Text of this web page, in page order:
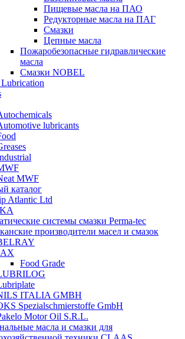
Пищевые масла на ПАО
Редукторные масла на ПАГ
Смазки
Цепные масла
Пожаробезопасные гидравлические
масла
Смазки NOBEL
lubricants
MWF
каталог
Atlantic Ltd
системы смазки Perma-tec
производители масел и смазок
Food Grade
ITALIA GMBH
Spezialschmierstoffe GmbH
Motor Oil S.R.L.
масла и смазки для